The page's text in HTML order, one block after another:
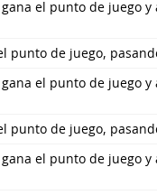
el punto de juego
punto de juego,
el punto de juego
punto de juego,
el punto de juego